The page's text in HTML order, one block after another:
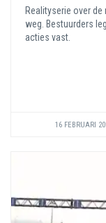
Realityserie over
weg. Bestuurders
acties vast.
16 FEBRUARI